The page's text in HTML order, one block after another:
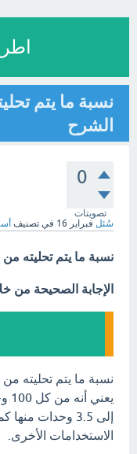
نسبة ما يتم
الشرح
0
تصويتات
سُئل فبراير 16 في تصنيف
نسبة ما يتم تحليته من
الإجابة الصحيحة من
إلى 3.5 وحدات
الاستخدامات الأخرى.